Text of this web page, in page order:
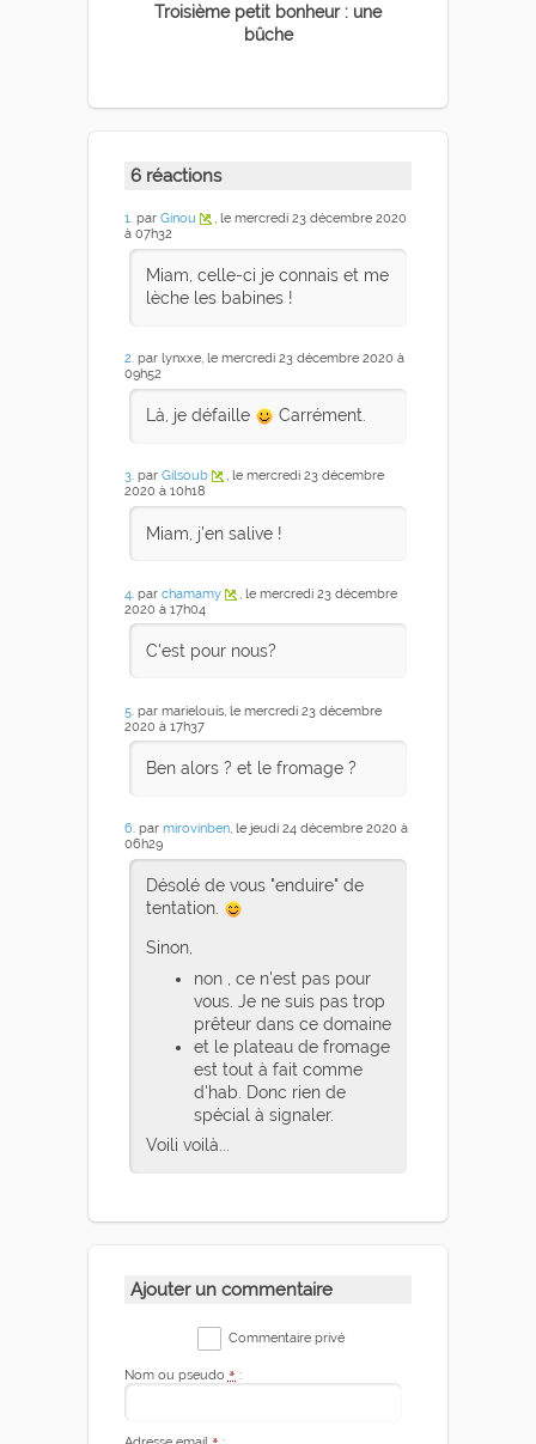
Troisième petit bonheur : une
bûche
6 réactions
1. par Ginou
, le mercredi 23 décembre 2020
à 07h32
Miam, celle-ci je connais et me
lèche les babines !
2. par lynxxe, le mercredi 23 décembre 2020 à
09h52
Là, je défaille Carrément.
3. par Gilsoub
, le mercredi 23 décembre
2020 à 10h18
Miam, j'en salive !
4. par chamamy
, le mercredi 23 décembre
2020 à 17h04
C'est pour nous?
5. par marielouis, le mercredi 23 décembre
2020 à 17h37
Ben alors ? et le fromage ?
6. par mirovinben, le jeudi 24 décembre 2020 à
06h29
Désolé de vous "enduire" de
tentation.
Sinon,
non , ce n'est pas pour
vous. Je ne suis pas trop
prêteur dans ce domaine
et le plateau de fromage
est tout à fait comme
d'hab. Donc rien de
spécial à signaler.
Voili voilà...
Ajouter un commentaire
Commentaire privé
Nom ou pseudo * :